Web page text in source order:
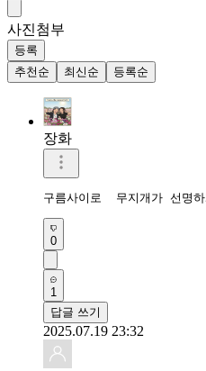
사진첨부
등록
추천순
최신순 등록순
장화
구름사이로  무지개가 선명
0
1
답글 쓰기
2025.07.19 23:32